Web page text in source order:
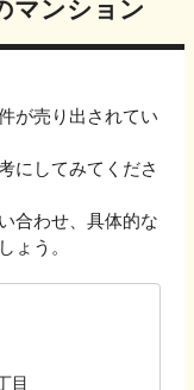
マンション
が売り出されてい
にしてみてくださ
合わせ、具体的な
ょう。
目